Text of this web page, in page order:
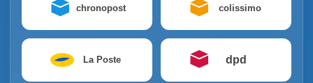
chronopost colissimo
La Poste dpd